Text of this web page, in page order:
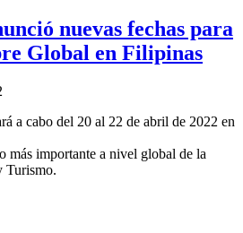
nuevas fechas para
Global en Filipinas
a cabo del 20 al 22 de abril de 2022 en
más importante a nivel global de la
Turismo.